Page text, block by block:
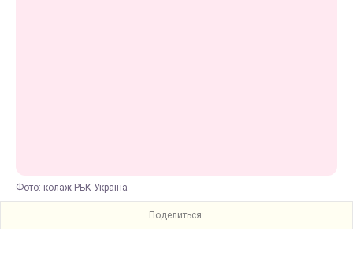
Фото: колаж РБК-Україна
Поделиться: